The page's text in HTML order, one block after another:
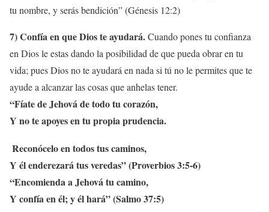
tu nombre, y serás bendición” (Génesis 12:2)
7) Confía en que Dios te ayudará.Cuando pones tu confianza
en Dios le estas dando la posibilidad de que pueda obrar en tu
vida; pues Dios no te ayudará en nada si tú no le permites que te
ayude a alcanzar las cosas que anhelas tener.
“Fíate de Jehová de todo tu corazón,
Y no te apoyes en tu propia prudencia.
Reconócelo en todos tus caminos,
Y él enderezará tus veredas” (Proverbios 3:5-6)
“Encomienda a Jehová tu camino,
Y confía en él; y él hará” (Salmo 37:5)